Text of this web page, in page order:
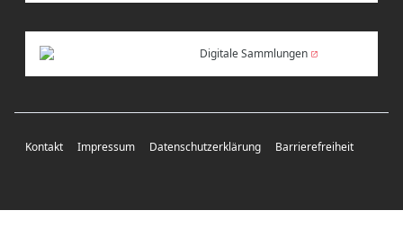
Digitale Sammlungen
Kontakt Impressum Datenschutzerklärung Barrierefreiheit